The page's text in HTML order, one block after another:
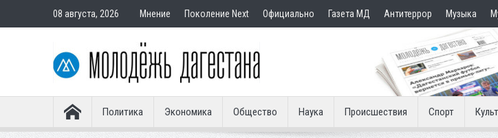
08 августа, 2026 Мнение Поколение Next Официально Газета МД Антитеррор Музыка
Политика Экономика Общество Наука Происшествия Спорт